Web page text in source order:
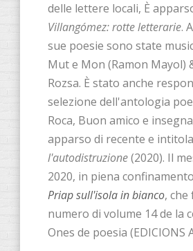
delle lettere locali, È
Villangómez: rotte letterarie.
sue poesie sono state
Mut e Mon (Ramon Mayol)
Rozsa. È stato anche
selezione dell'antologia
Roca, Buon amico e
apparso di recente e
l'autodistruzione(2020). Il
2020, in piena
Priap sull'isola in bianco, che
numero di volume 14 de la
Ones de poesia (EDICIONS